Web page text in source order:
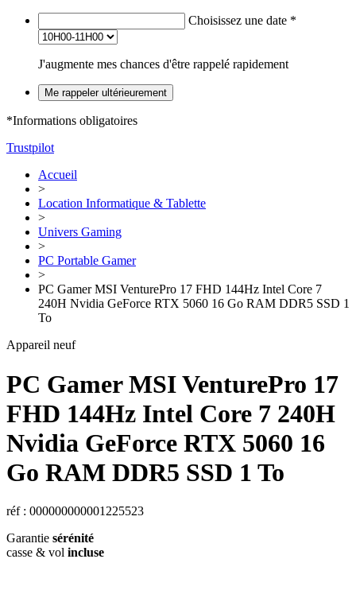
Choisissez une date *
J'augmente mes chances d'être rappelé rapidement
Me rappeler ultérieurement
*Informations obligatoires
Trustpilot
Accueil
>
Location Informatique & Tablette
>
Univers Gaming
>
PC Portable Gamer
>
PC Gamer MSI VenturePro 17 FHD 144Hz Intel Core 7
240H Nvidia GeForce RTX 5060 16 Go RAM DDR5 SSD 1
To
Appareil neuf
PC GamerMSIVenturePro 17
FHD 144Hz Intel Core 7 240H
Nvidia GeForce RTX 5060 16
Go RAM DDR5 SSD 1 To
réf : 000000000001225523
Garantie sérénité
casse & vol incluse